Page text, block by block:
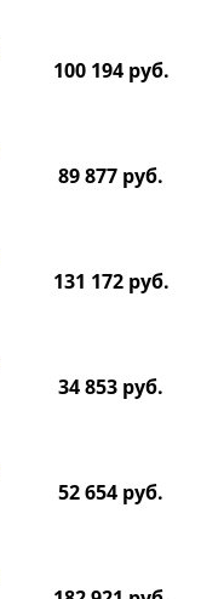
100 194 руб.
89 877 руб.
131 172 руб.
34 853 руб.
52 654 руб.